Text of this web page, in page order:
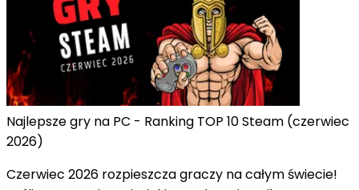
Najlepsze gry na PC - Ranking TOP 10 Steam (czerwiec
2026)
Czerwiec 2026 rozpieszcza graczy na całym świecie!